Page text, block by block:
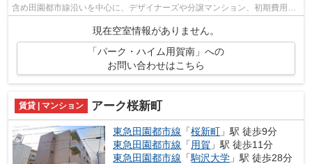
含め田園都市線沿いを中心に、デザイナーズや分譲マンション、初期費用を
現在空室情報がありません。
「パーク・ハイム用賀南」への
お問い合わせはこちら
賃貸 | マンション アーク桜新町
東急田園都市線 「桜新町 」駅 徒歩9分
東急田園都市線 「 用賀 」駅 徒歩11分
東急田園都市線 「駒沢大学 」駅 徒歩28分